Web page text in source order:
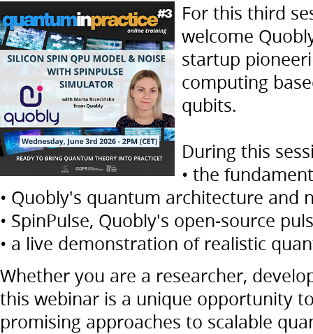
For this third
welcome
startup
computing
qubits.
During this
• the
• Quobly's quantum architecture and
• SpinPulse, Quobly's open-source
• a live demonstration of realistic
Whether you are a researcher,
this webinar is a unique opportunity
promising approaches to scalable